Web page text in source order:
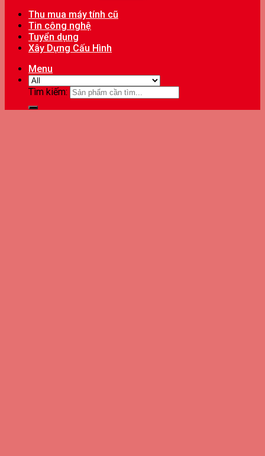
Thu mua máy tính cũ
Tin công nghệ
Tuyển dụng
Xây Dựng Cấu Hình
Menu
Tìm kiếm: